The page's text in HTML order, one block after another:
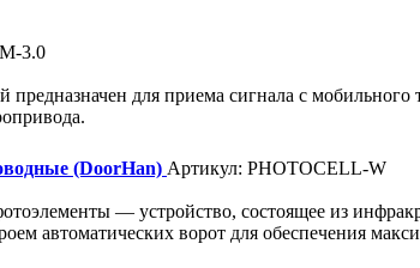
3.0
для приема сигнала с мобильного
(DoorHan) Артикул: PHOTOCELL-W
— устройство, состоящее из
автоматических ворот для обеспечения